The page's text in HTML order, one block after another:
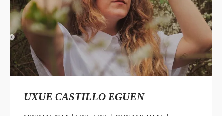
UXUE CASTILLO EGUEN